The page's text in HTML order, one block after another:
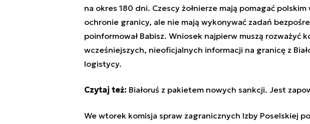
na okres 180 dni. Czescy żołnierze mają pomagać
ochronie granicy, ale nie mają wykonywać zadań
poinformował Babisz. Wniosek najpierw muszą rozważyć
wcześniejszych, nieoficjalnych informacji na granicę z
logistycy.
Czytaj też: Białoruś z pakietem nowych sankcji. Jest
We wtorek komisja spraw zagranicznych Izby Poselskiej